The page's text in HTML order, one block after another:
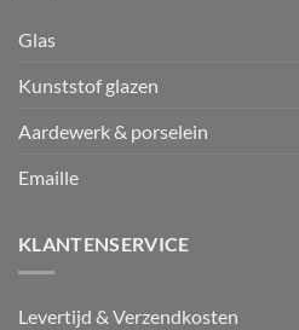
Glas
Kunststof glazen
Aardewerk & porselein
Emaille
KLANTENSERVICE
Levertijd & Verzendkosten